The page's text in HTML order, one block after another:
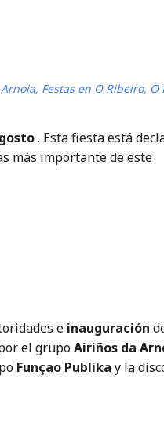
, Festas en O Ribeiro, O
. Esta fiesta está
más importante de este
e inauguración
el grupoAiriños da
Funçao Publika y la